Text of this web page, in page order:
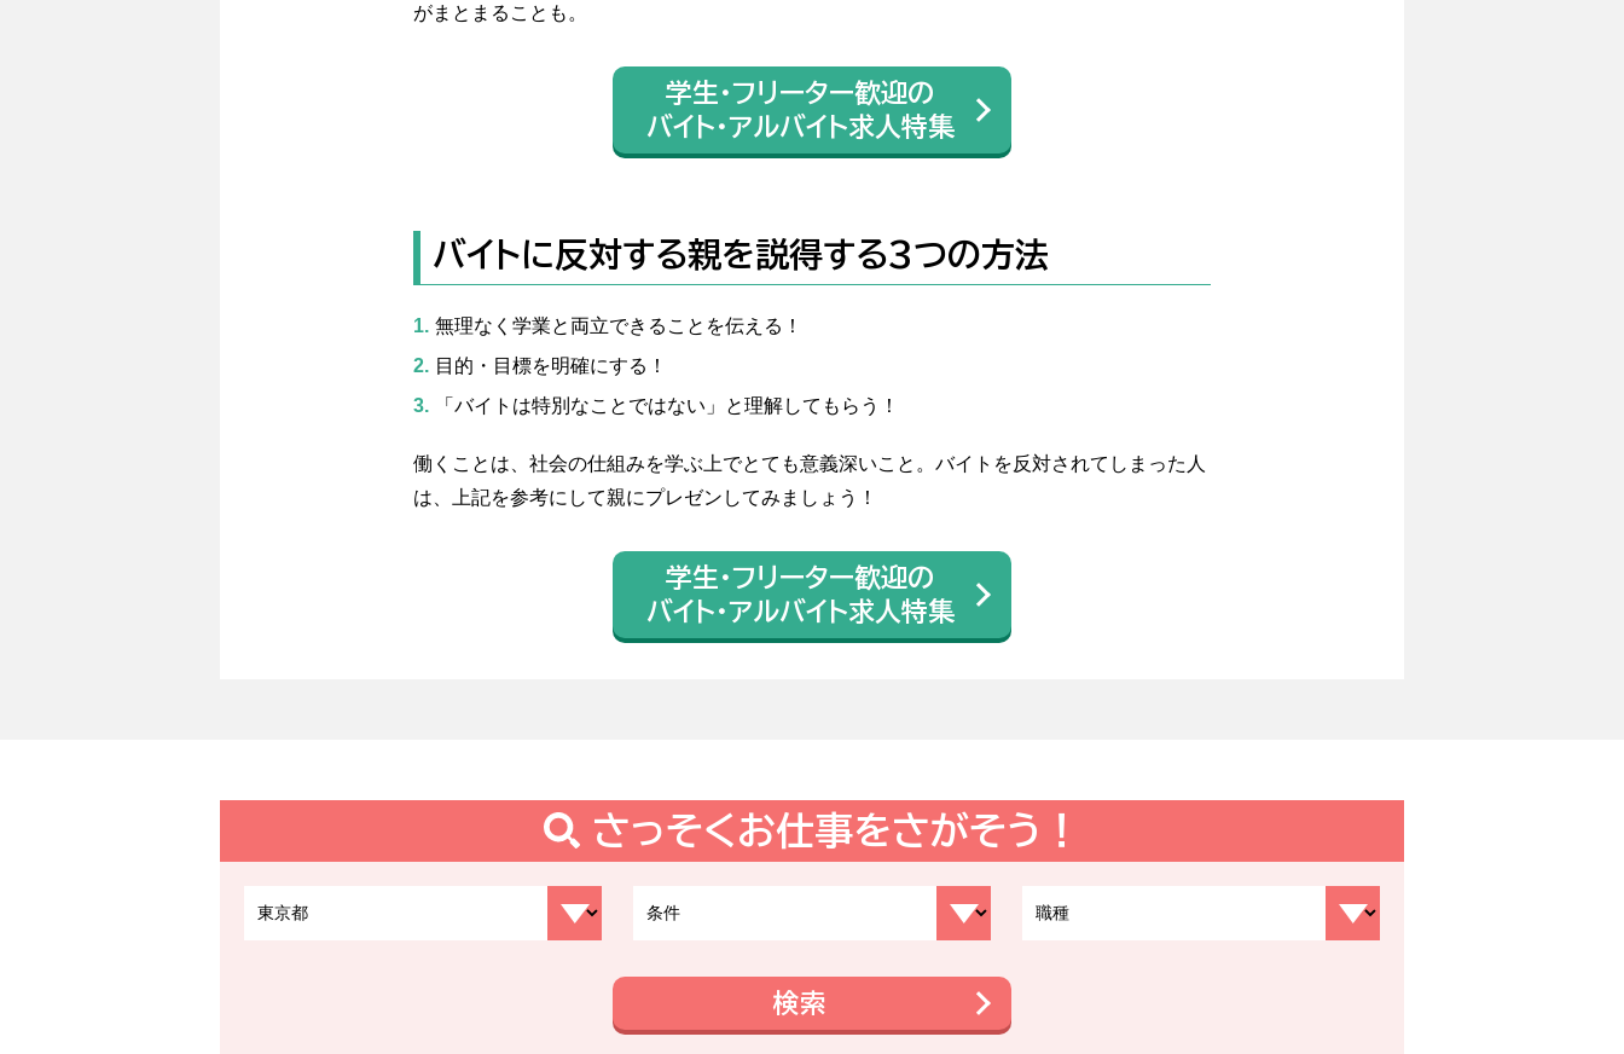
がまとまることも。
学生・フリーター歓迎の
バイト・アルバイト求人特集
バイトに反対する親を説得する3つの方法
無理なく学業と両立できることを伝える！
目的・目標を明確にする！
「バイトは特別なことではない」と理解してもらう！
働くことは、社会の仕組みを学ぶ上でとても意義深いこと。バイトを反対されてしまった人
は、上記を参考にして親にプレゼンしてみましょう！
学生・フリーター歓迎の
バイト・アルバイト求人特集
さっそくお仕事をさがそう！
検索